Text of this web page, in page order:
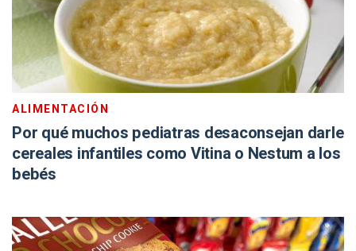
ALIMENTACIÓN
Por qué muchos pediatras desaconsejan darle
cereales infantiles como Vitina o Nestum a los
bebés